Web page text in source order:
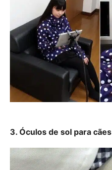
3. Óculos de sol para cães